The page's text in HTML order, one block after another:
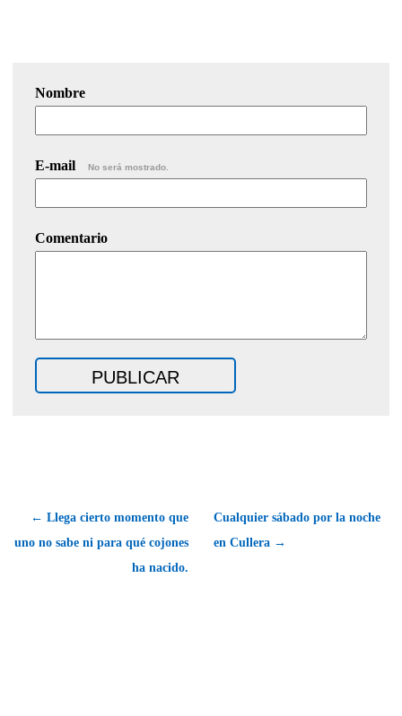
Nombre
E-mail No será mostrado.
Comentario
← Llega cierto momento que
uno no sabe ni para qué cojones
ha nacido.
Cualquier sábado por la noche
en Cullera →